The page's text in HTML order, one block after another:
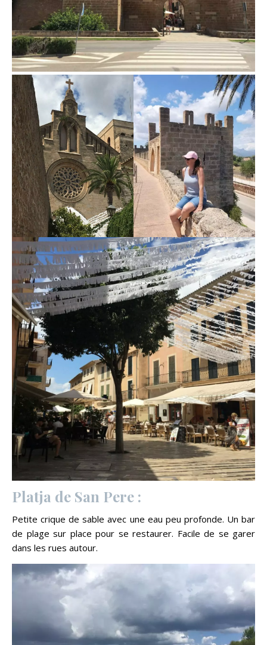
Platja de San Pere :
Petite crique de sable avec une eau peu profonde. Un bar
de plage sur place pour se restaurer. Facile de se garer
dans les rues autour.